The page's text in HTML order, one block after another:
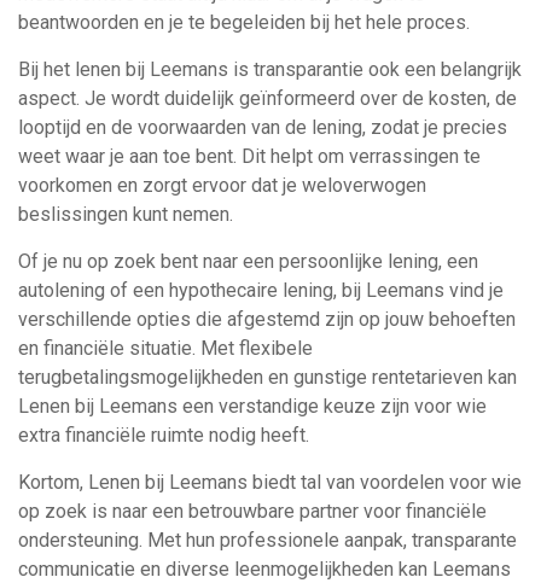
beantwoorden en je te begeleiden bij het hele proces.
Bij het lenen bij Leemans is transparantie ook een belangrijk
aspect. Je wordt duidelijk geïnformeerd over de kosten, de
looptijd en de voorwaarden van de lening, zodat je precies
weet waar je aan toe bent. Dit helpt om verrassingen te
voorkomen en zorgt ervoor dat je weloverwogen
beslissingen kunt nemen.
Of je nu op zoek bent naar een persoonlijke lening, een
autolening of een hypothecaire lening, bij Leemans vind je
verschillende opties die afgestemd zijn op jouw behoeften
en financiële situatie. Met flexibele
terugbetalingsmogelijkheden en gunstige rentetarieven kan
Lenen bij Leemans een verstandige keuze zijn voor wie
extra financiële ruimte nodig heeft.
Kortom, Lenen bij Leemans biedt tal van voordelen voor wie
op zoek is naar een betrouwbare partner voor financiële
ondersteuning. Met hun professionele aanpak, transparante
communicatie en diverse leenmogelijkheden kan Leemans